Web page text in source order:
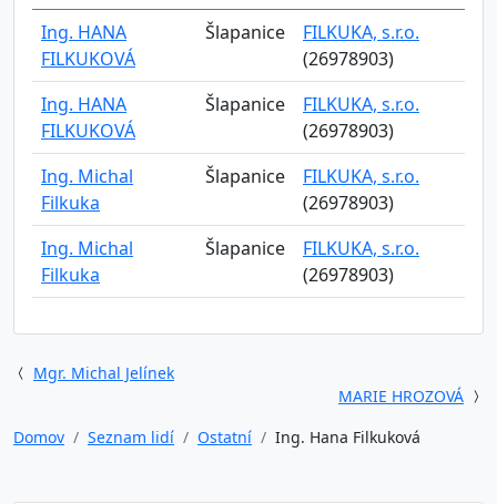
Ing. HANA
FILKUKOVÁ
Šlapanice
FILKUKA, s.r.o.
(26978903)
Ing. HANA
FILKUKOVÁ
Šlapanice
FILKUKA, s.r.o.
(26978903)
Ing. Michal
Filkuka
Šlapanice
FILKUKA, s.r.o.
(26978903)
Ing. Michal
Filkuka
Šlapanice
FILKUKA, s.r.o.
(26978903)
Mgr. Michal Jelínek
MARIE HROZOVÁ
Domov
Seznam lidí Ostatní Ing. Hana Filkuková